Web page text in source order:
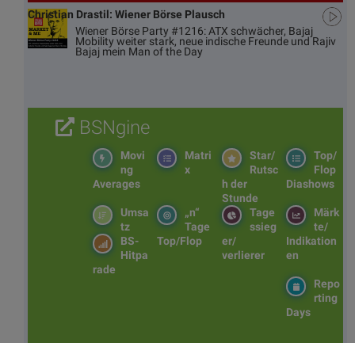
Christian Drastil: Wiener Börse Plausch
Wiener Börse Party #1216: ATX schwächer, Bajaj
Mobility weiter stark, neue indische Freunde und Rajiv
Bajaj mein Man of the Day
BSNgine
Top/
Flop
Diashows
Star/
Rutsc
h der
Stunde
Matri
x
Movi
ng
Averages
Märk
te/
Indikation
en
Tage
ssieg
er/
verlierer
„n“
Tage
Top/Flop
Umsa
tz
BS-
Hitpa
rade
Repo
rting
Days